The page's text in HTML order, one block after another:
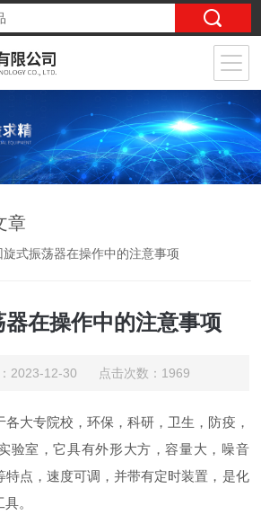
章
旋式振荡器在操作中的注意事项
器在操作中的注意事项
：2023-12-30 点击次数：1969
各大专院校，环保，科研，卫生，防疫，
验室，它具有外形大方，容量大，噪音
特点，速度可调，并带有定时装置，是化
。